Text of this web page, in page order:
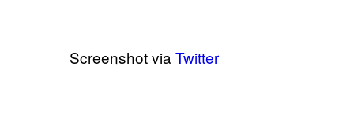
Screenshot via Twitter